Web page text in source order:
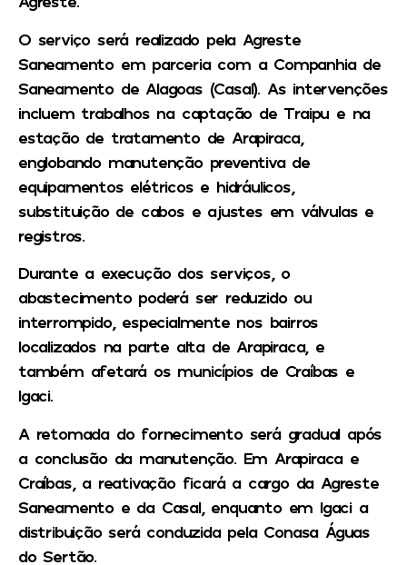
O serviço será realizado pela Agreste
Saneamento em parceria com a Companhia de
Saneamento de Alagoas (Casal). As intervenções
incluem trabalhos na captação de Traipu e na
estação de tratamento de Arapiraca,
englobando manutenção preventiva de
equipamentos elétricos e hidráulicos,
substituição de cabos e ajustes em válvulas e
registros.
Durante a execução dos serviços, o
abastecimento poderá ser reduzido ou
interrompido, especialmente nos bairros
localizados na parte alta de Arapiraca, e
também afetará os municípios de Craíbas e
Igaci.
A retomada do fornecimento será gradual após
a conclusão da manutenção. Em Arapiraca e
Craíbas, a reativação ficará a cargo da Agreste
Saneamento e da Casal, enquanto em Igaci a
distribuição será conduzida pela Conasa Águas
do Sertão.